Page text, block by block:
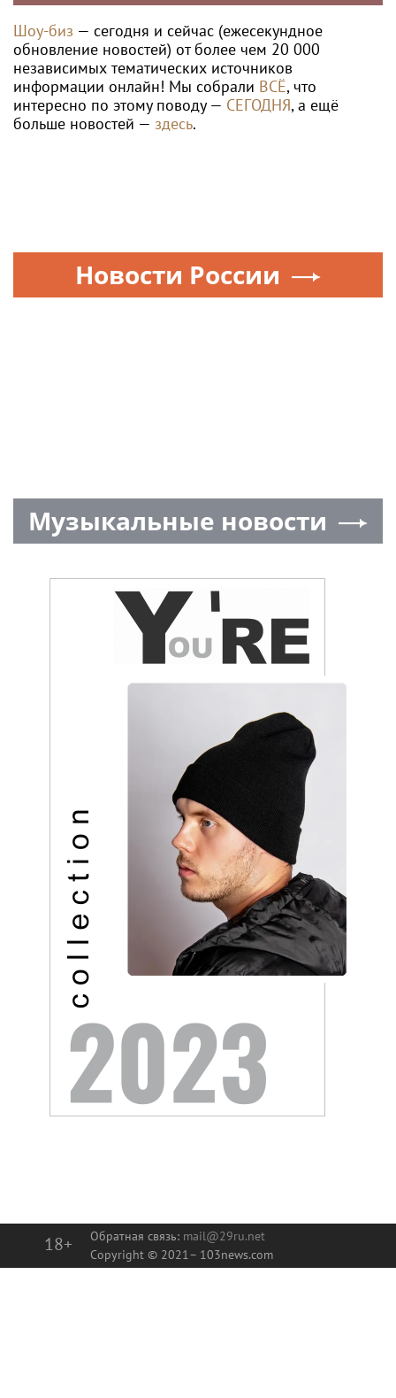
Шоу-биз — сегодня и сейчас (ежесекундное
обновление новостей) от более чем 20 000
независимых тематических источников
информации онлайн! Мы собрали ВСЁ, что
интересно по этому поводу — СЕГОДНЯ, а ещё
больше новостей — здесь.
Новости России
Музыкальные новости
18+ Обратная связь: mail@29ru.net
Copyright © 2021– 103news.com